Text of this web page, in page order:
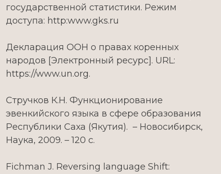
государственной статистики. Режим
доступа: http:www.gks.ru
Декларация ООН о правах коренных
народов [Электронный ресурс]. URL:
https://www.un.org.
Стручков К.Н. Функционирование
эвенкийского языка в сфере образования
Республики Саха (Якутия). – Новосибирск,
Наука, 2009. – 120 с.
Fichman J. Reversing language Shift: